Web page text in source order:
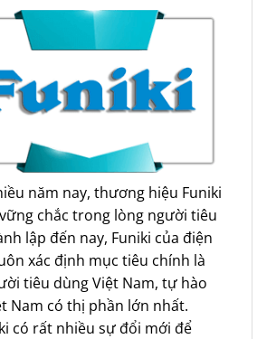
năm nay, thương hiệu Funiki
chắc trong lòng người tiêu
lập đến nay, Funiki của điện
xác định mục tiêu chính là
tiêu dùng Việt Nam, tự hào
Nam có thị phần lớn nhất.
có rất nhiều sự đổi mới để